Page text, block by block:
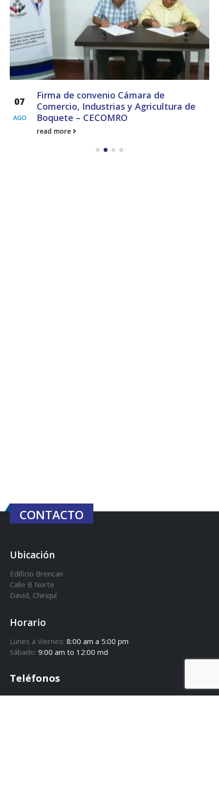
07
AGO
Firma de convenio Cámara de
Comercio, Industrias y Agricultura de
Boquete – CECOMRO
read more
CONTACTO
Ubicación
Edificio Brencan
Calle B Norte
David, Chiriquí
Horario
Lunes a Viernes: 8:00 am a 5:00 pm
Sábado: 9:00 am to 12:00 md
Teléfonos